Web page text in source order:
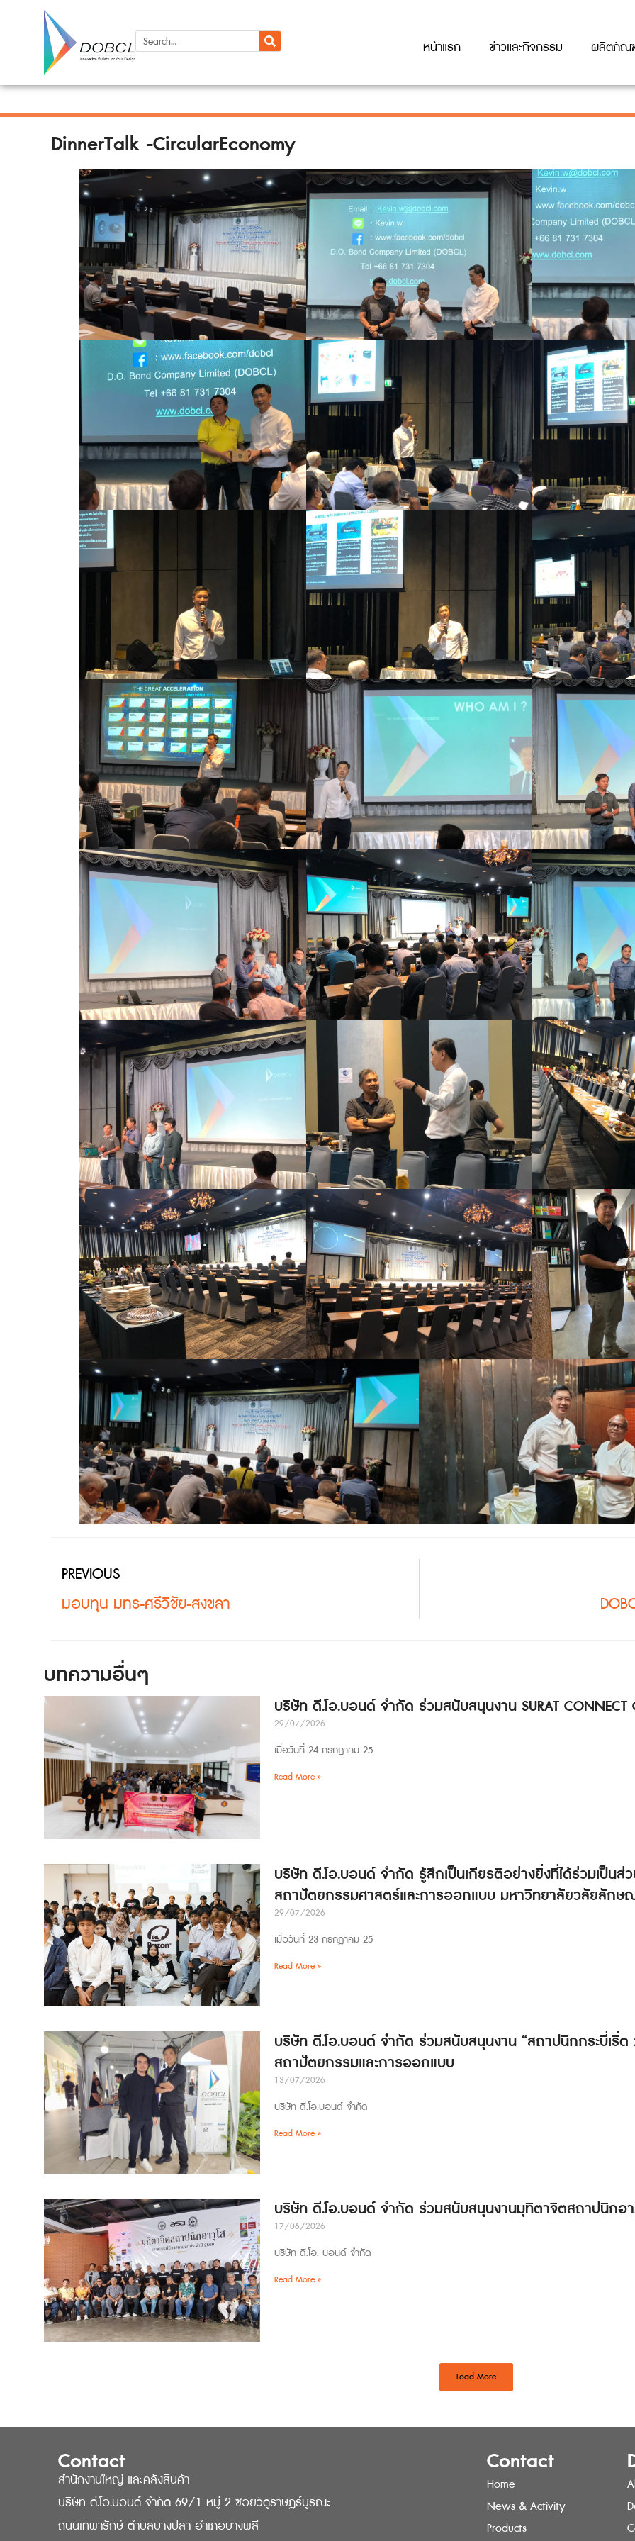
หน้าแรก ข่าวและกิจกรรม ผลิตภัณ
DinnerTalk -CircularEconomy
PREVIOUS
มอบทุน มทร-ศรีวิชัย-สงขลา
บทความอื่นๆ
บริษัท ดี.โอ.บอนด์ จำกัด ร่วมสนับสนุนงาน SURAT CONNECT
29/07/2026
เมื่อวันที่ 24 กรกฎาคม 25
Read More »
บริษัท ดี.โอ.บอนด์ จำกัด รู้สึกเป็นเกียรติอย่างยิ่งที่ได้ร่วมเป็น
สถาปัตยกรรมศาสตร์และการออกแบบ มหาวิทยาลัยวลัยลักษ
29/07/2026
เมื่อวันที่ 23 กรกฎาคม 25
Read More »
บริษัท ดี.โอ.บอนด์ จำกัด ร่วมสนับสนุนงาน “สถาปนิกกระบี่เริ่
สถาปัตยกรรมและการออกแบบ
13/07/2026
บริษัท ดี.โอ.บอนด์ จำกัด
Read More »
บริษัท ดี.โอ.บอนด์ จำกัด ร่วมสนับสนุนงานมุทิตาจิตสถาปนิกอา
17/06/2026
บริษัท ดี.โอ. บอนด์ จำกัด
Read More »
Load More
Contact
สำนักงานใหญ่ และคลังสินค้า
บริษัท ดี.โอ.บอนด์ จำกัด 69/1 หมู่ 2 ซอยวัดูราษฎร์บูรณะ
ถนนเทพารักษ์ ตำบลบางปลา อำเภอบางพลี
Contact
Home
News & Activity
Products